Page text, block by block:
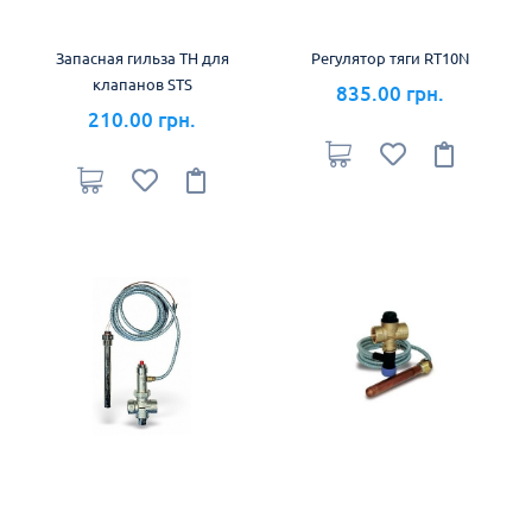
Запасная гильза TH для
клапанов STS
210.00 грн.
Регулятор тяги RT10N
835.00 грн.